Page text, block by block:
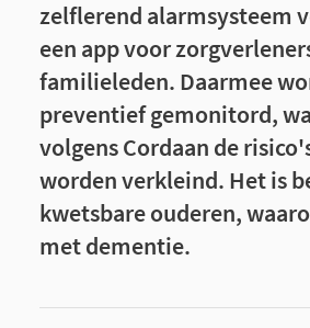
zelflerend alarmsysteem
een app voor
familieleden. Daarmee
preventief gemonitord,
volgens Cordaan de
worden verkleind. Het is
kwetsbare ouderen,
met dementie.